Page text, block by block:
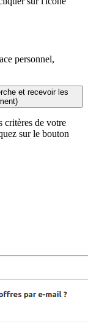
personnel,
et recevoir les
critères de votre
sur le bouton